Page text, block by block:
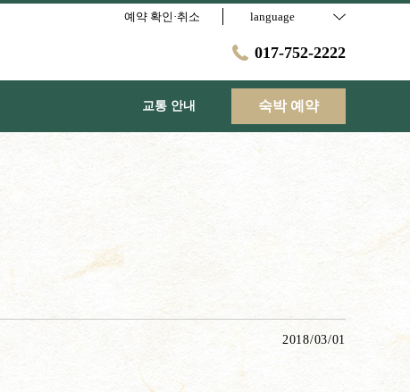
예약 확인·취소 language
017-752-2222
교통 안내 숙박 예약
2018/03/01